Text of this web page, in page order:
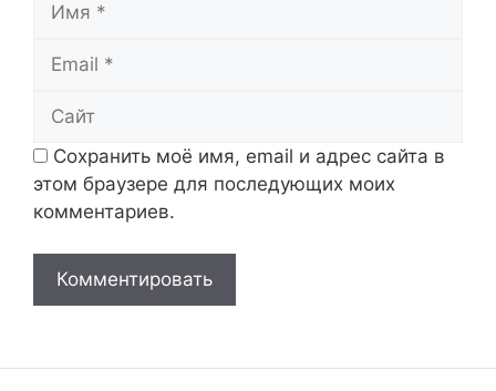
Сохранить моё имя, email и адрес сайта в
этом браузере для последующих моих
комментариев.